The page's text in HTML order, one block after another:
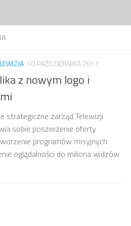
10 PAŹDZIERNIKA 2017
z nowym logo i
strategiczne zarząd Telewizji
sobie poszerzenie oferty
programów misyjnych
oglądalności do miliona widzów